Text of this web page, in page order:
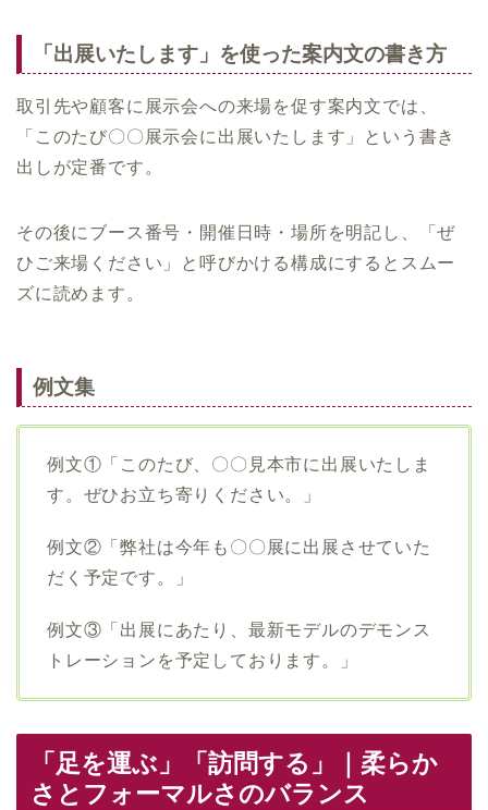
「出展いたします」を使った案内文の書き方
取引先や顧客に展示会への来場を促す案内文では、
「このたび〇〇展示会に出展いたします」という書き
出しが定番です。
その後にブース番号・開催日時・場所を明記し、「ぜ
ひご来場ください」と呼びかける構成にするとスムー
ズに読めます。
例文集
例文①「このたび、〇〇見本市に出展いたしま
す。ぜひお立ち寄りください。」
例文②「弊社は今年も〇〇展に出展させていた
だく予定です。」
例文③「出展にあたり、最新モデルのデモンス
トレーションを予定しております。」
「足を運ぶ」「訪問する」｜柔らか
さとフォーマルさのバランス